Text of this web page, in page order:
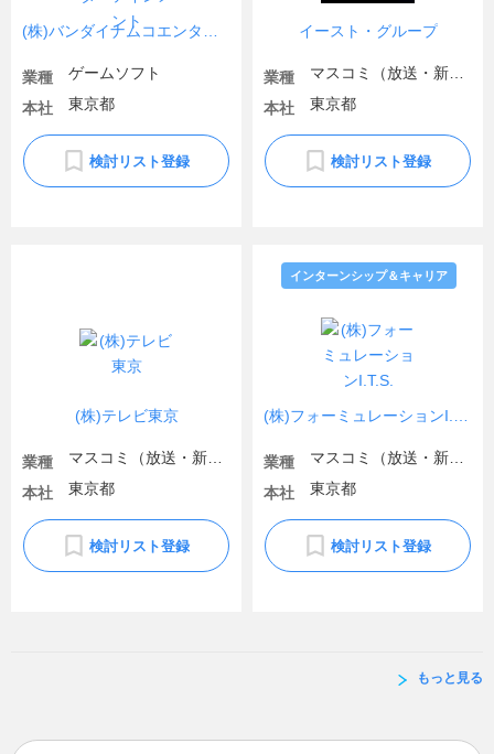
業種
ゲームソフト
本社
東京都
検討リスト登録
イースト・グループ
業種
本社
東京都
検討リスト登録
(株)テレビ東京
業種
本社
東京都
検討リスト登録
インターンシップ＆キャリア
業種
本社
東京都
検討リスト登録
もっと見る